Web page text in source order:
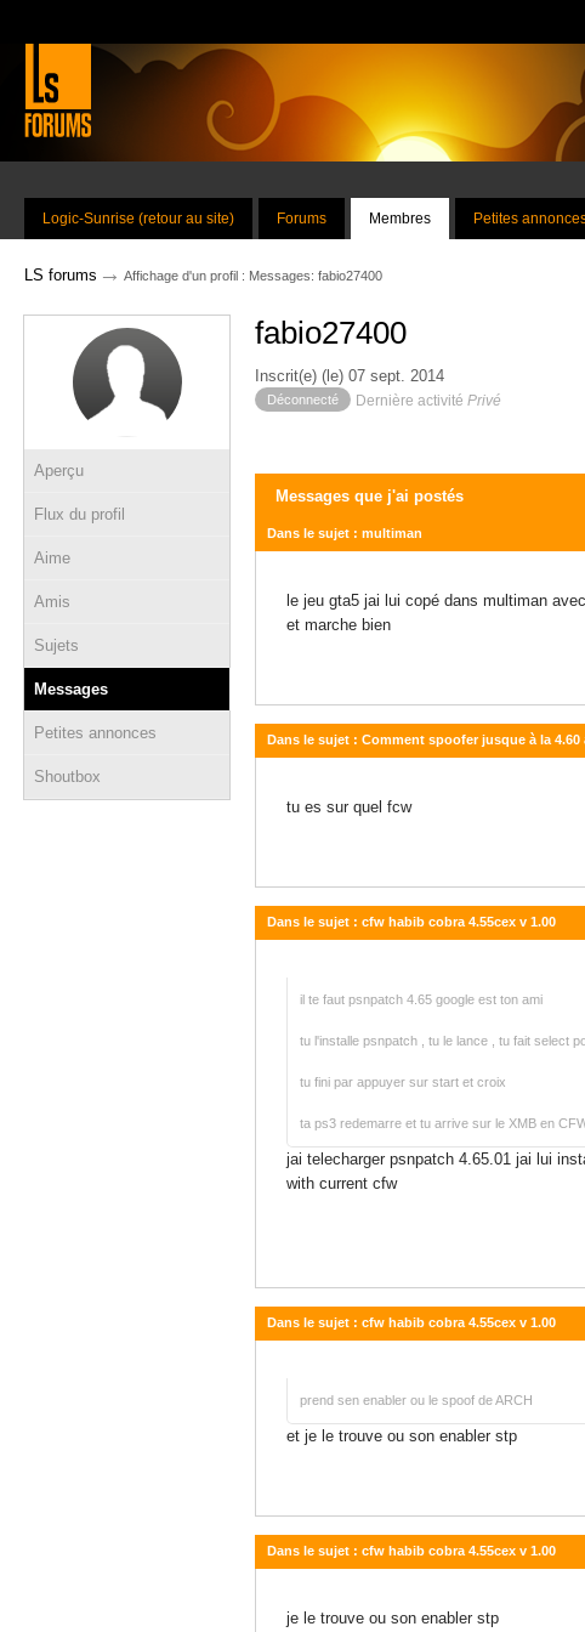
Logic-Sunrise (retour au site) Forums Membres Petites
LS forums → Affichage d'un profil : Messages: fabio27400
Aperçu
Flux du profil
Aime
Amis
Sujets
Messages
Petites annonces
Shoutbox
fabio27400
Inscrit(e) (le) 07 sept. 2014
Déconnecté Dernière activité Privé
Messages que j'ai postés
Dans le sujet : multiman
le jeu gta5 jai lui copé dans multiman
et marche bien
Dans le sujet : Comment spoofer jusque à la 4.60
tu es sur quel fcw
Dans le sujet : cfw habib cobra 4.55cex v 1.00
il te faut psnpatch 4.65 google est ton ami
tu l'installe psnpatch , tu le lance , tu fait select
tu fini par appuyer sur start et croix
ta ps3 redemarre et tu arrive sur le XMB en
jai telecharger psnpatch 4.65.01 jai lui
with
cfw syscalls
Dans le sujet : cfw habib cobra 4.55cex v 1.00
prend sen enabler ou le spoof de ARCH
et je le trouve ou son enabler stp
Dans le sujet : cfw habib cobra 4.55cex v 1.00
je le trouve ou son enabler stp